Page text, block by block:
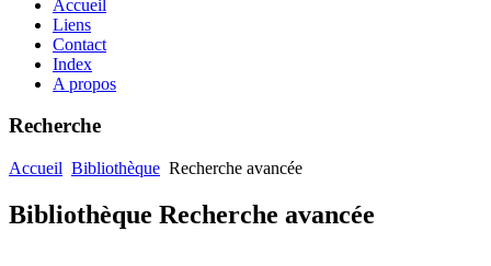
Accueil
Liens
Contact
Index
A propos
Recherche
Accueil Bibliothèque Recherche avancée
Bibliothèque Recherche avancée